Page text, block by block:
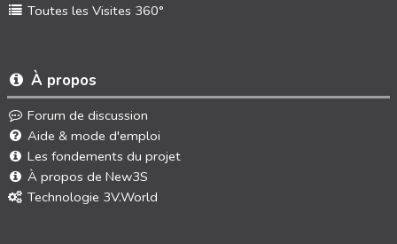
Toutes les Visites 360°
À propos
Forum de discussion
Aide & mode d'emploi
Les fondements du projet
À propos de New3S
Technologie 3V.World